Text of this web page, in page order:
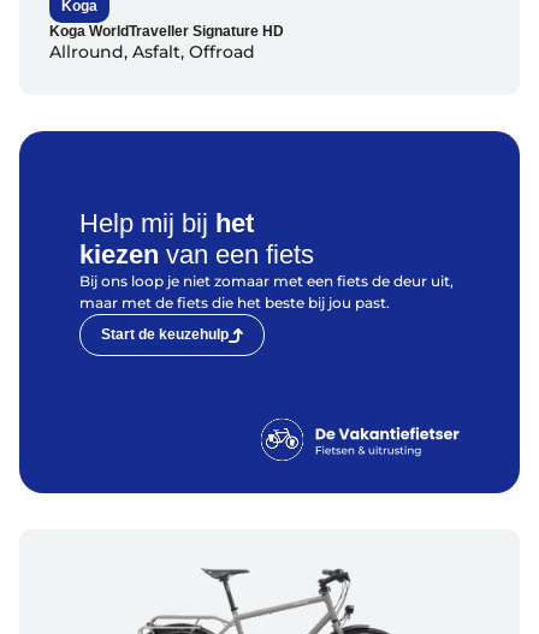
Koga
Koga WorldTraveller Signature HD
Allround, Asfalt, Offroad
Help mij bij het
kiezen van een fiets
Bij ons loop je niet zomaar met een fiets de deur uit,
maar met de fiets die het beste bij jou past.
Start de keuzehulp